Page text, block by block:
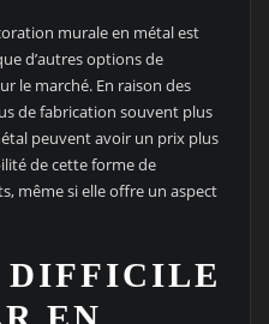
murale en métal est
d’autres options de
le marché. En raison des
de fabrication souvent plus
peuvent avoir un prix plus
de cette forme de
même si elle offre un aspect
DIFFICILE